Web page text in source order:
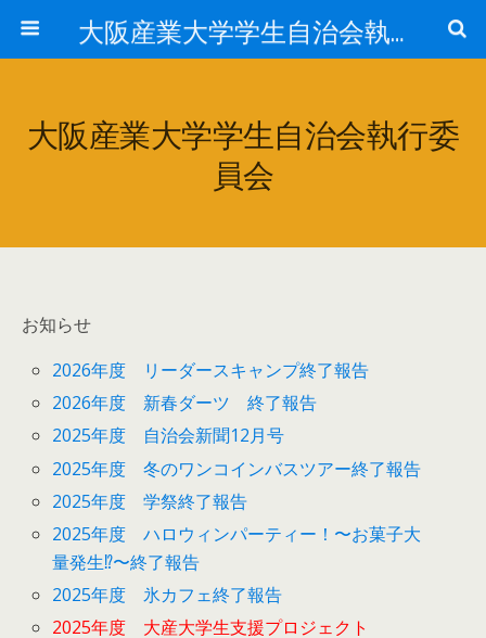
大阪産業大学学生自治会執行委員会
大阪産業大学学生自治会執行委
員会
お知らせ
2026年度 リーダースキャンプ終了報告
2026年度 新春ダーツ 終了報告
2025年度 自治会新聞12月号
2025年度 冬のワンコインバスツアー終了報告
2025年度 学祭終了報告
2025年度 ハロウィンパーティー！〜お菓子大
量発生⁉︎〜終了報告
2025年度 氷カフェ終了報告
2025年度 大産大学生支援プロジェクト